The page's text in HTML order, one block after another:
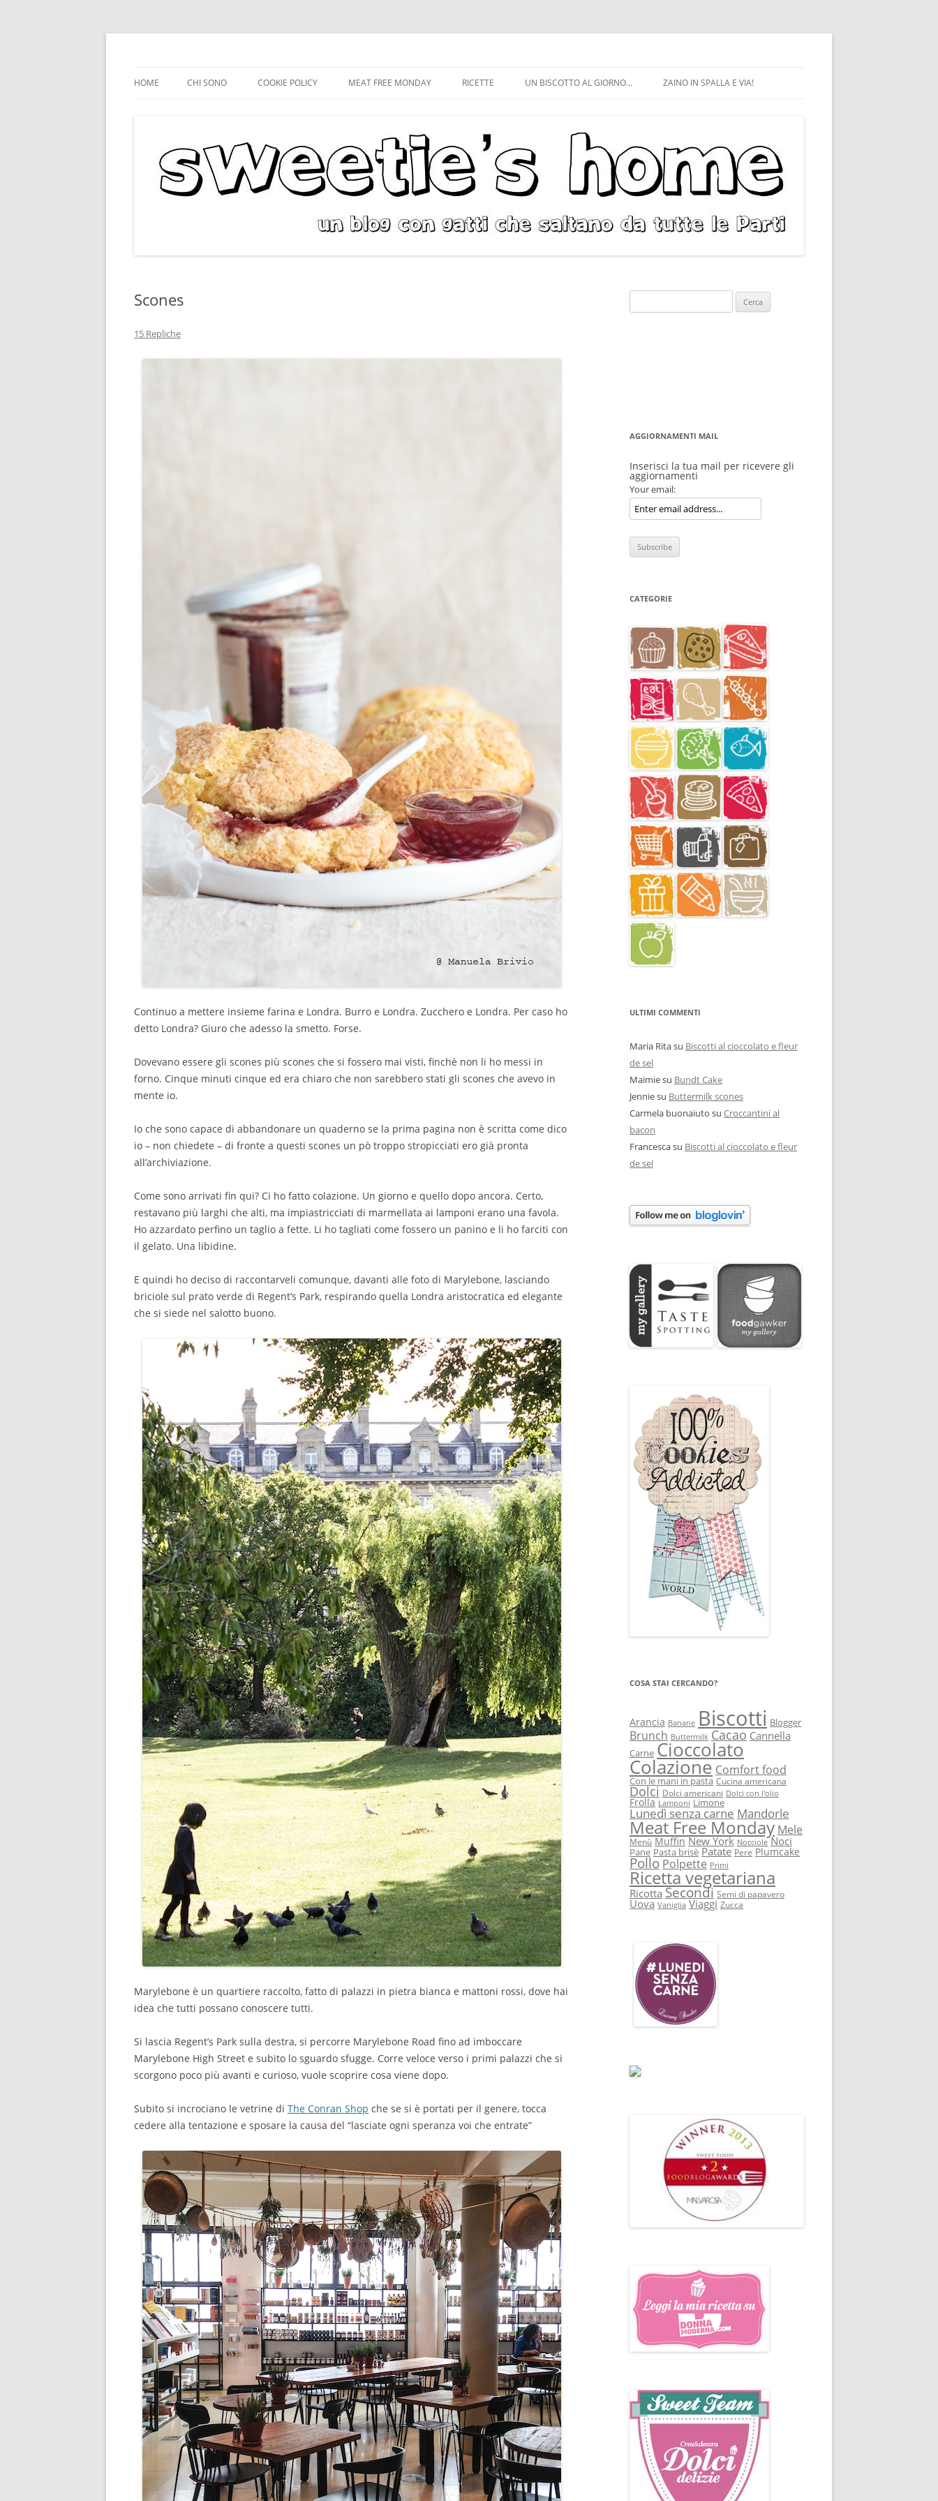
al
HOME CHI SONO COOKIE POLICY MEAT FREE MONDAY RICETTE UN BISCOTTO AL GIORNO… ZAINO IN SPALLA E VIA!
Scones
15 Repliche
Continuo a mettere insieme farina e Londra. Burro e Londra. Zucchero e Londra. Per caso ho
detto Londra? Giuro che adesso la smetto. Forse.
Dovevano essere gli scones più scones che si fossero mai visti, finchè non li ho messi in
forno. Cinque minuti cinque ed era chiaro che non sarebbero stati gli scones che avevo in
mente io.
Io che sono capace di abbandonare un quaderno se la prima pagina non è scritta come dico
io – non chiedete – di fronte a questi scones un pò troppo stropicciati ero già pronta
all’archiviazione.
Come sono arrivati fin qui? Ci ho fatto colazione. Un giorno e quello dopo ancora. Certo,
restavano più larghi che alti, ma impiastricciati di marmellata ai lamponi erano una favola.
Ho azzardato perfino un taglio a fette. Li ho tagliati come fossero un panino e li ho farciti con
il gelato. Una libidine.
E quindi ho deciso di raccontarveli comunque, davanti alle foto di Marylebone, lasciando
briciole sul prato verde di Regent’s Park, respirando quella Londra aristocratica ed elegante
che si siede nel salotto buono.
Marylebone è un quartiere raccolto, fatto di palazzi in pietra bianca e mattoni rossi, dove hai
idea che tutti possano conoscere tutti.
Si lascia Regent’s Park sulla destra, si percorre Marylebone Road fino ad imboccare
Marylebone High Street e subito lo sguardo sfugge. Corre veloce verso i primi palazzi che si
scorgono poco più avanti e curioso, vuole scoprire cosa viene dopo.
Subito si incrociano le vetrine di The Conran Shop che se si è portati per il genere, tocca
cedere alla tentazione e sposare la causa del “lasciate ogni speranza voi che entrate”
per:
AGGIORNAMENTI MAIL
Inserisci la tua mail per ricevere gli
aggiornamenti
Your email:
CATEGORIE
ULTIMI COMMENTI
Maria Ritasu Biscotti al cioccolato e fleur
de sel
Maimiesu Bundt Cake
Jenniesu Buttermilk scones
Carmela buonaiuto su Croccantini al
bacon
Francescasu Biscotti al cioccolato e fleur
de sel
COSA STAI CERCANDO?
Arancia Banane Biscotti Blogger
Brunch Buttermilk Cacao Cannella
Carne Cioccolato
Colazione Comfort food
Con le mani in pasta Cucina americana
Dolci Dolci americani Dolci con l'olio
Frolla Lamponi Limone
Lunedì senza carne Mandorle
Meat Free Monday Mele
Menù Muffin New York Nocciole Noci
Pane Pasta brisè Patate Pere Plumcake
Pollo Polpette Primi
Ricetta vegetariana
Ricotta Secondi Semi di papavero
Uova Vaniglia Viaggi Zucca